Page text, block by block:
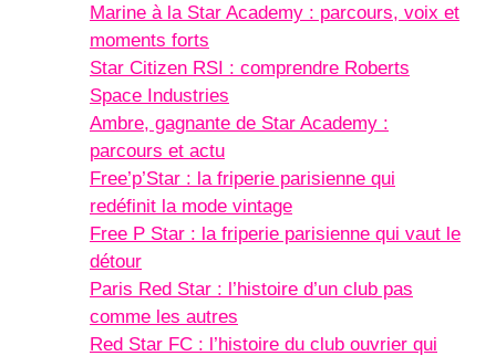
Marine à la Star Academy : parcours, voix et
moments forts
Star Citizen RSI : comprendre Roberts
Space Industries
Ambre, gagnante de Star Academy :
parcours et actu
Free’p’Star : la friperie parisienne qui
redéfinit la mode vintage
Free P Star : la friperie parisienne qui vaut le
détour
Paris Red Star : l’histoire d’un club pas
comme les autres
Red Star FC : l’histoire du club ouvrier qui